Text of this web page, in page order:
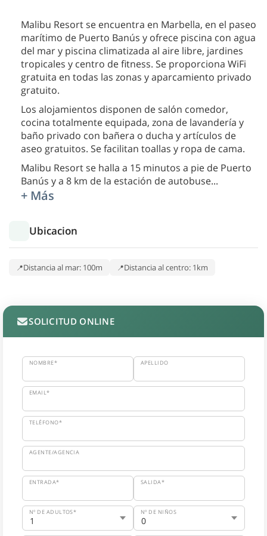
Malibu Resort se encuentra en Marbella, en el paseo
marítimo de Puerto Banús y ofrece piscina con agua
del mar y piscina climatizada al aire libre, jardines
tropicales y centro de fitness. Se proporciona WiFi
gratuita en todas las zonas y aparcamiento privado
gratuito.
Los alojamientos disponen de salón comedor,
cocina totalmente equipada, zona de lavandería y
baño privado con bañera o ducha y artículos de
aseo gratuitos. Se facilitan toallas y ropa de cama.
Malibu Resort se halla a 15 minutos a pie de Puerto
Banús y a 8 km de la estación de autobuse...
+ Más
Ubicacion
Distancia al mar: 100m Distancia al centro: 1km
SOLICITUD ONLINE
NOMBRE* APELLIDO
EMAIL*
TELÉFONO*
AGENTE/AGENCIA
ENTRADA* SALIDA*
Nº DE ADULTOS* Nº DE NIÑOS